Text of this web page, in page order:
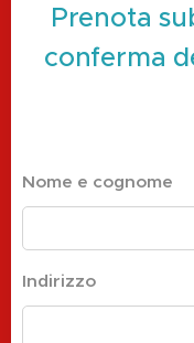
Prenota
conferma
Nome e cognome
Indirizzo